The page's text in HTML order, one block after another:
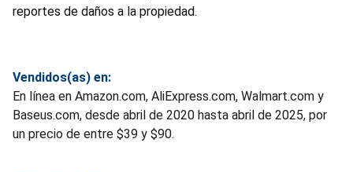
reportes de daños a la propiedad.
Vendidos(as) en:
En línea en Amazon.com, AliExpress.com, Walmart.com y
Baseus.com, desde abril de 2020 hasta abril de 2025, por
un precio de entre $39 y $90.